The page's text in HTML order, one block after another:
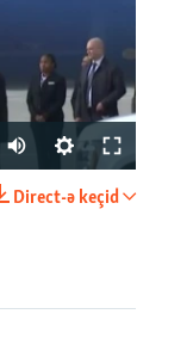
Direct-ə keçid